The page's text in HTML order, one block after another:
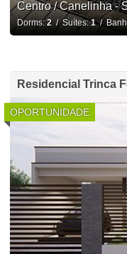
Centro / Canelinha -
Dorms:2/ Suítes:1/
Residencial Trinca
OPORTUNIDADE